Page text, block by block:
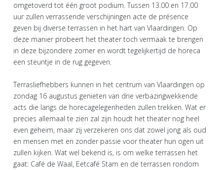
omgetoverd tot één groot podium. Tussen 13.00 en 17.00
uur zullen verrassende verschijningen acte de présence
geven bij diverse terrassen in het hart van Vlaardingen. Op
deze manier probeert het theater toch vermaak te brengen
in deze bijzondere zomer en wordt tegelijkertijd de horeca
een steuntje in de rug gegeven.
Terrasliefhebbers kunnen in het centrum van Vlaardingen op
zondag 16 augustus genieten van drie verbazingwekkende
acts die langs de horecagelegenheden zullen trekken. Wat er
precies allemaal te zien zal zijn houdt het theater nog heel
even geheim, maar zij verzekeren ons dat zowel jong als oud
en mensen met en zonder passie voor theater hun ogen uit
zullen kijken. Wat wel bekend is, is om welke terrassen het
gaat: Café de Waal, Eetcafé Stam en de terrassen rondom